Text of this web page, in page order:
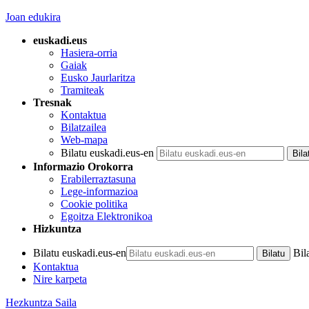
Joan edukira
euskadi.eus
Hasiera-orria
Gaiak
Eusko Jaurlaritza
Tramiteak
Tresnak
Kontaktua
Bilatzailea
Web-mapa
Bilatu euskadi.eus-en
Informazio Orokorra
Erabilerraztasuna
Lege-informazioa
Cookie politika
Egoitza Elektronikoa
Hizkuntza
Bilatu euskadi.eus-en
Kontaktua
Nire karpeta
Hezkuntza Saila